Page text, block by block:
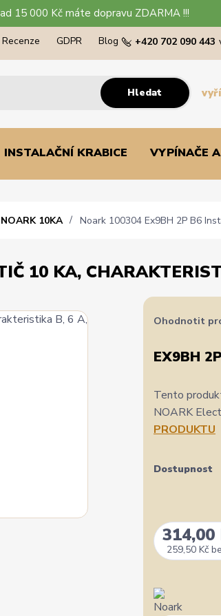
15 000 Kč máte dopravu ZDARMA !!!
Recenze GDPR Blog
Hledat
+420 702 090 443
INSTALAČNÍ KRABICE VYPÍNAČE
10KA Noark 100304 Ex9BH 2P B6
10 KA,
Ohodnotit
EX9BH
Tento
NOARK
PRODUKTU
Dostupnost
314,00
259,50 Kč